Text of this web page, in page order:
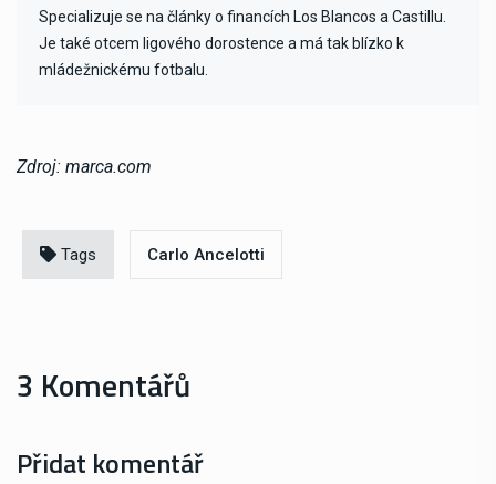
Specializuje se na články o financích Los Blancos a Castillu.
Je také otcem ligového dorostence a má tak blízko k
mládežnickému fotbalu.
Zdroj: marca.com
Tags Carlo Ancelotti
3 Komentářů
Přidat komentář